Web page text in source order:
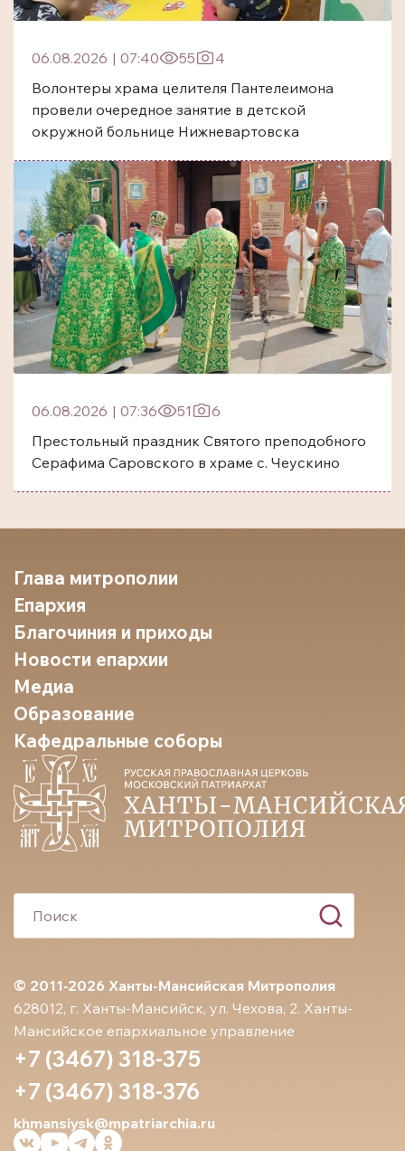
06.08.2026 | 07:40 55
4
Волонтеры храма целителя Пантелеимона
провели очередное занятие в детской
окружной больнице Нижневартовска
06.08.2026 | 07:36 51
6
Престольный праздник Святого преподобного
Серафима Саровского в храме с. Чеускино
© 2011-2026 Ханты-Мансийская Митрополия
628012, г. Ханты-Мансийск, ул. Чехова, 2. Ханты-
Мансийское епархиальное управление
+7 (3467) 318-375
+7 (3467) 318-376
khmansiysk@mpatriarchia.ru
Глава митрополии
Епархия
Благочиния и приходы
Новости епархии
Медиа
Образование
Кафедральные соборы